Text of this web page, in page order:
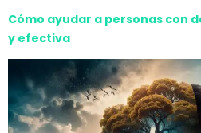
Cómo ayudar a personas con
y efectiva